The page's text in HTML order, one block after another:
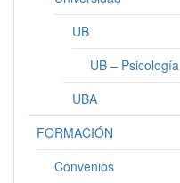
UB
UB – Psicología
UBA
FORMACIÓN
Convenios